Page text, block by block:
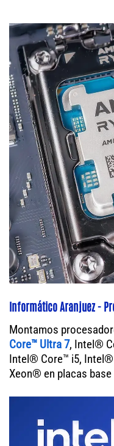
Informático Aranjuez -
Montamos
Core™ Ultra 7, Intel®
Intel® Core™ i5, Intel®
Xeon® en placas base